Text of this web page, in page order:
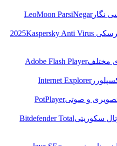
نگارLeoMoon ParsiNegar
2025
Kaspersky Anti Virus
مختلفAdobe Flash Player
Internet Explorer
تصویری و صوتیPotPlayer
سکوریتیBitdefender Total